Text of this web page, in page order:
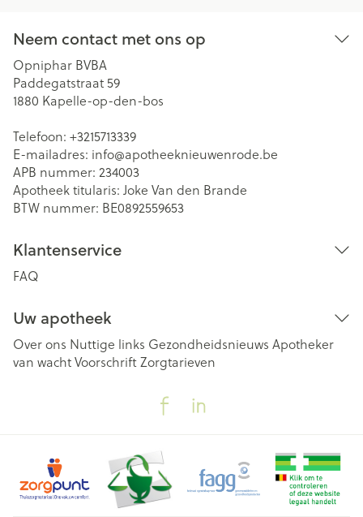
Neem contact met ons op
Opniphar BVBA
Paddegatstraat 59
1880 Kapelle-op-den-bos
Telefoon: +3215713339
E-mailadres: info@apotheeknieuwenrode.be
APB nummer: 234003
Apotheek titularis: Joke Van den Brande
BTW nummer: BE0892559653
Klantenservice
FAQ
Uw apotheek
Over ons Nuttige links Gezondheidsnieuws Apotheker
van wachtVoorschriftZorgtarieven